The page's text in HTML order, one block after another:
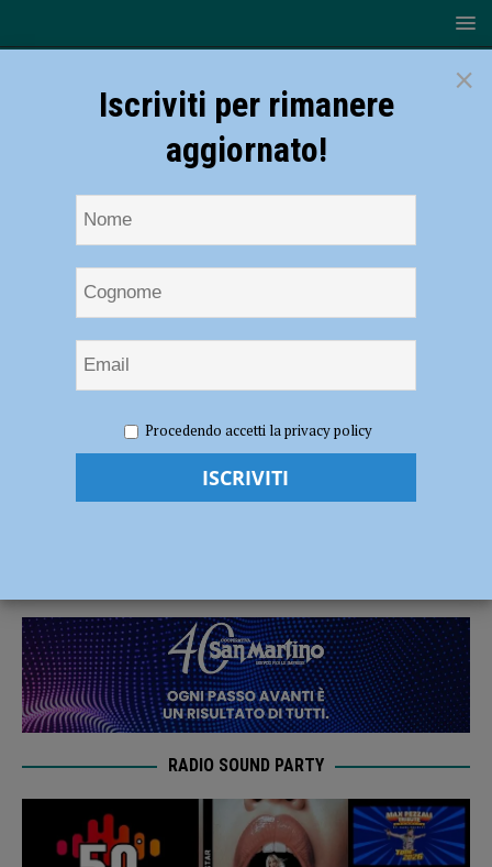
Piacenza, Fratti e Pagani coordinatori
Italia Viva approda a Piacenza, Fratti e
RADIO SOUND PARTY
×
Iscriviti per rimanere
aggiornato!
Procedendo accetti la privacy policy